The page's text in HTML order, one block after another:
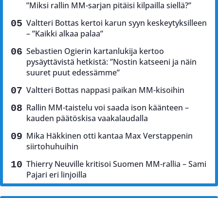
”Miksi rallin MM-sarjan pitäisi kilpailla siellä?”
Valtteri Bottas kertoi karun syyn keskeytyksilleen
– ”Kaikki alkaa palaa”
Sebastien Ogierin kartanlukija kertoo
pysäyttävistä hetkistä: ”Nostin katseeni ja näin
suuret puut edessämme”
Valtteri Bottas nappasi paikan MM-kisoihin
Rallin MM-taistelu voi saada ison käänteen –
kauden päätöskisa vaakalaudalla
Mika Häkkinen otti kantaa Max Verstappenin
siirtohuhuihin
Thierry Neuville kritisoi Suomen MM-rallia – Sami
Pajari eri linjoilla